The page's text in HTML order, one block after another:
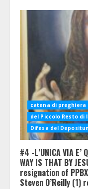
catena di preghiera
del Piccolo Resto di
Difesa del
#4 -L’UNICA VIA E’
WAY IS THAT BY
resignation of
Steven O’Reilly (1)